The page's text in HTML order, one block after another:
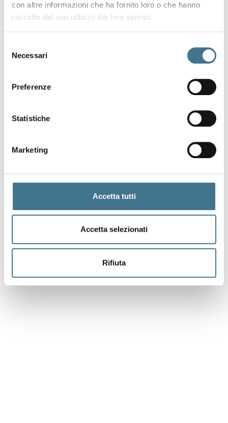
con altre informazioni che ha fornito loro o che hanno
raccolto dal suo utilizzo dei loro servizi.
delNecessari
Preferenze
Statistiche
Marketing
Accetta tutti
Accetta selezionati
Rifiuta